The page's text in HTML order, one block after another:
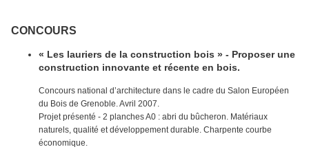
CONCOURS
« Les lauriers de la construction bois » - Proposer une
construction innovante et récente en bois.
Concours national d’architecture dans le cadre du Salon Européen
du Bois de Grenoble. Avril 2007.
Projet présenté - 2 planches A0 : abri du bûcheron. Matériaux
naturels, qualité et développement durable. Charpente courbe
économique.